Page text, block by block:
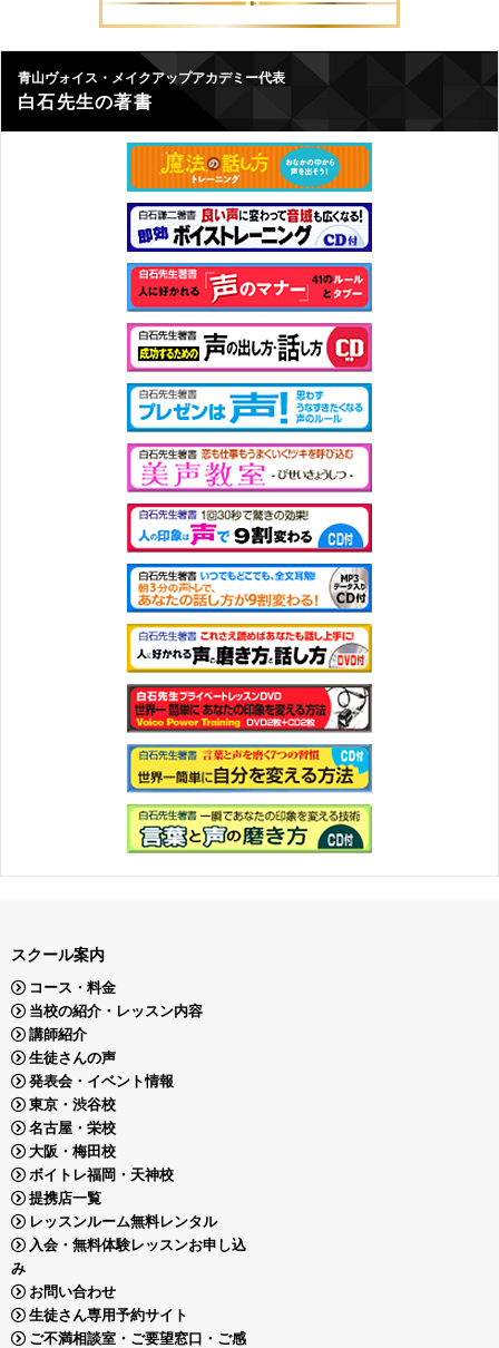
青山ヴォイス・メイクアップアカデミー代表
白石先生の著書
スクール案内
コース・料金
当校の紹介・レッスン内容
講師紹介
生徒さんの声
発表会・イベント情報
東京・渋谷校
名古屋・栄校
大阪・梅田校
ボイトレ福岡・天神校
提携店一覧
レッスンルーム無料レンタル
入会・無料体験レッスンお申し込
み
お問い合わせ
生徒さん専用予約サイト
ご不満相談室・ご要望窓口・ご感